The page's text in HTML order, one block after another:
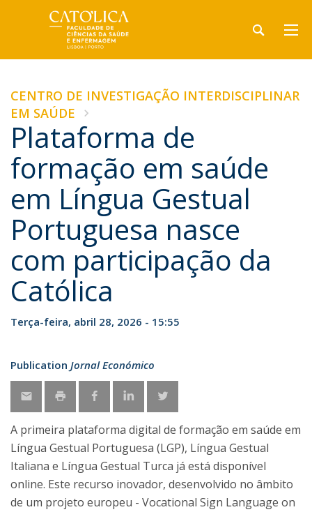
CENTRO DE INVESTIGAÇÃO INTERDISCIPLINAR
EM SAÚDE
Plataforma de
formação em saúde
em Língua Gestual
Portuguesa nasce
com participação da
Católica
Terça-feira, abril 28, 2026 - 15:55
Publication Jornal Económico
A primeira plataforma digital de formação em saúde em
Língua Gestual Portuguesa (LGP), Língua Gestual
Italiana e Língua Gestual Turca já está disponível
online. Este recurso inovador, desenvolvido no âmbito
de um projeto europeu - Vocational Sign Language on